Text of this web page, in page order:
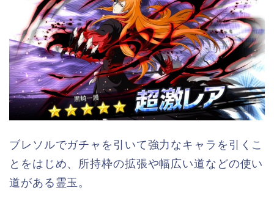
ブレソルでガチャを引いて強力なキャラを引くこ
とをはじめ、所持枠の拡張や幅広い道などの使い
道がある霊玉。